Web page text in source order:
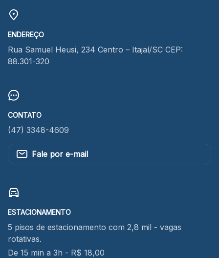
ENDEREÇO
Rua Samuel Heusi, 234 Centro – Itajaí/SC CEP:
88.301-320
CONTATO
(47) 3348-4609
Fale por e-mail
ESTACIONAMENTO
5 pisos de estacionamento com 2,8 mil - vagas
rotativas.
De 15 min a 3h - R$ 18,00